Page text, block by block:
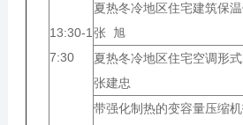
13:30-1
7:30
夏热冬冷地区住宅建筑
张 旭
夏热冬冷地区住宅空
张建忠
带强化制热的变容量